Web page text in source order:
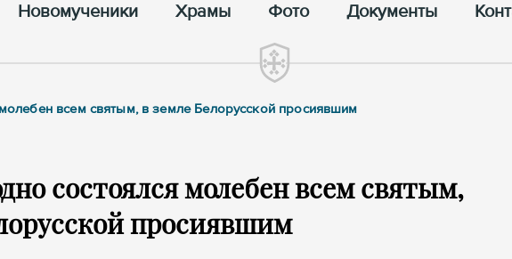
Новомученики Храмы Фото Документы
всем святым, в земле Белорусской просиявшим
состоялся молебен всем святым,
просиявшим